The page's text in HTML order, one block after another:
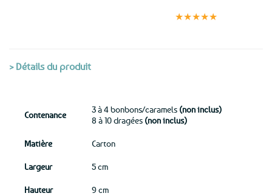
★★★★★
> Détails du produit
Contenance
3 à 4 bonbons/caramels (non inclus)
8 à 10 dragées (non inclus)
Matière Carton
Largeur 5 cm
Hauteur 9 cm